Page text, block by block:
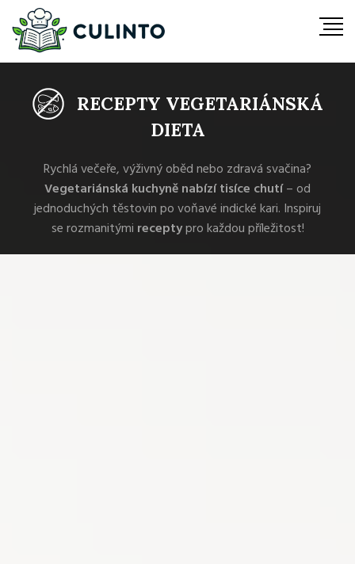
RECEPTY VEGETARIÁNSKÁ
DIETA
Rychlá večeře, výživný oběd nebo zdravá svačina?
Vegetariánská kuchyně nabízí tisíce chutí– od
jednoduchých těstovin po voňavé indické kari. Inspiruj
se rozmanitými receptypro každou příležitost!